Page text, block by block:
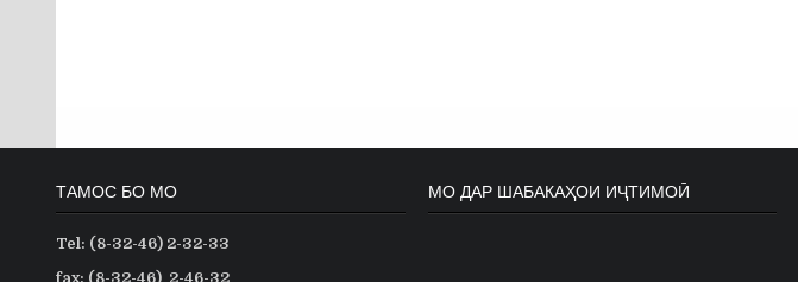
ТАМОС БО МО
Tel: (8-32-46) 2-32-33
fax: (8-32-46) 2-46-32
МО ДАР ШАБАКАҲОИ ИҶТИМОӢ